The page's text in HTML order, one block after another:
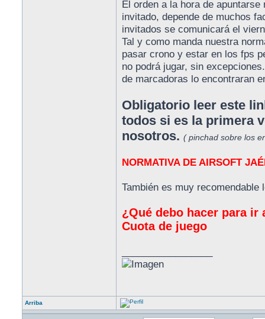
El orden a la hora de
invitado, depende de muchos
invitados se comunicará el
Tal y como manda nuestra
pasar crono y estar en los fps
no podrá jugar, sin
de marcadoras lo encontraran
Obligatorio leer este
todos si es la primera
nosotros. ( pinchad sobre los
NORMATIVA DE AIRSOFT
También es muy
¿Qué debo hacer para ir
Cuota de juego
Arriba